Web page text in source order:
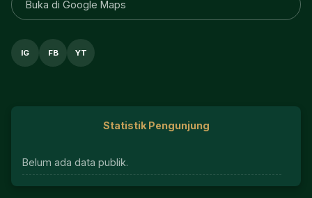
Buka di Google Maps
IG FB YT
Statistik Pengunjung
Belum ada data publik.